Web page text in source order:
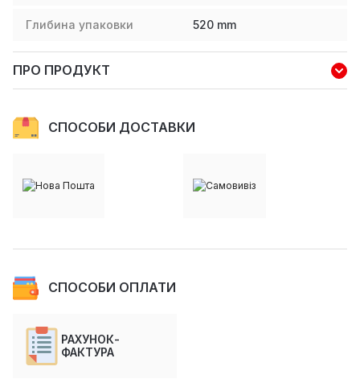
Глибина упаковки 520 mm
ПРО ПРОДУКТ
СПОСОБИ ДОСТАВКИ
СПОСОБИ ОПЛАТИ
РАХУНОК-
ФАКТУРА